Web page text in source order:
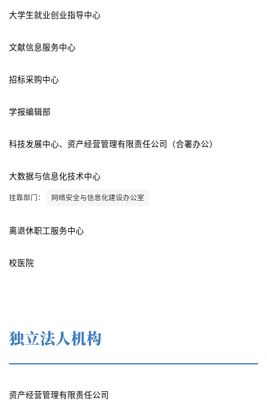
大学生就业创业指导中心
文献信息服务中心
招标采购中心
学报编辑部
科技发展中心、资产经营管理有限责任公司（合署办公）
大数据与信息化技术中心
挂靠部门： 网络安全与信息化建设办公室
离退休职工服务中心
校医院
独立法人机构
资产经营管理有限责任公司